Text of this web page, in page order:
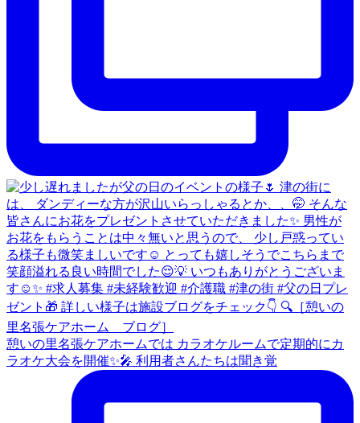
憩いの里名張ケアホームでは カラオケルームで定期的にカ
ラオケ大会を開催✨🎤 利用者さんたちは聞き覚